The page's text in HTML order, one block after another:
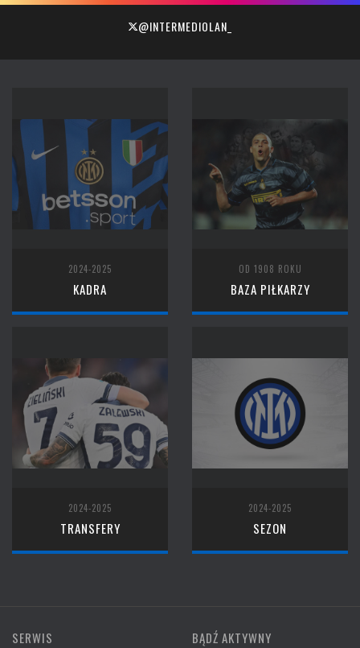
@INTERMEDIOLAN_
2024-2025
KADRA
OD 1908 ROKU
BAZA PIŁKARZY
2024-2025
TRANSFERY
2024-2025
SEZON
SERWIS BĄDŹ AKTYWNY